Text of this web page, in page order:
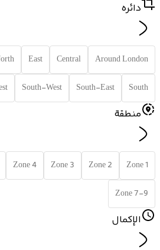
دائره
Around London
Central
East
South
South-East
South-West
منطقة
Zone 1
Zone 2
Zone 3
Zone 4
Zone 7-9
الإكمال